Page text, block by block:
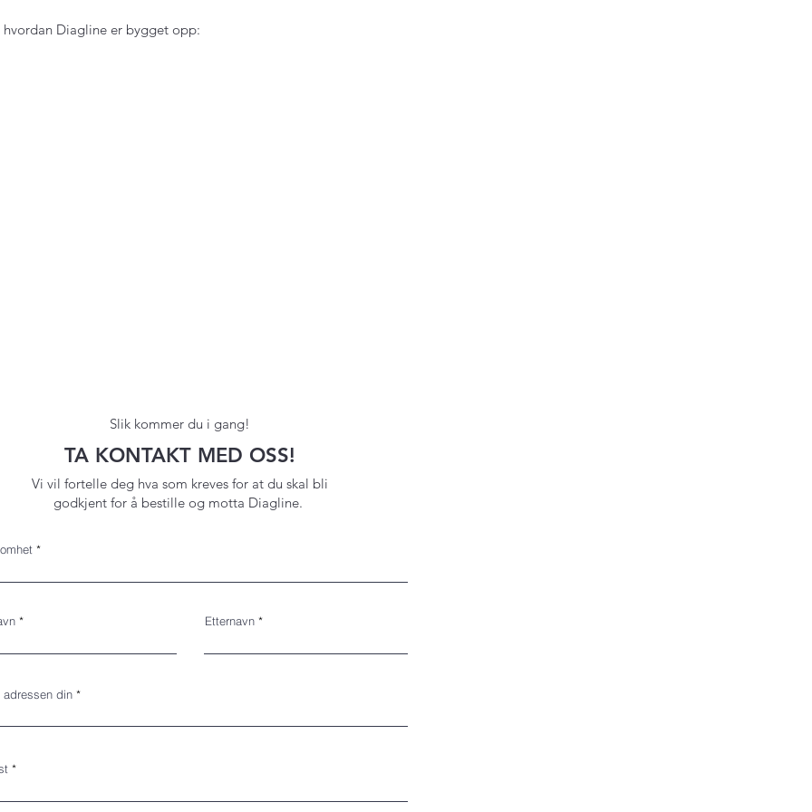
hvordan Diagline er bygget opp:
Slik kommer du i gang!
TA KONTAKT MED OSS!
Vi vil fortelle deg hva som kreves for at du skal bli
godkjent for å bestille og motta Diagline.
Etternavn
adressen din